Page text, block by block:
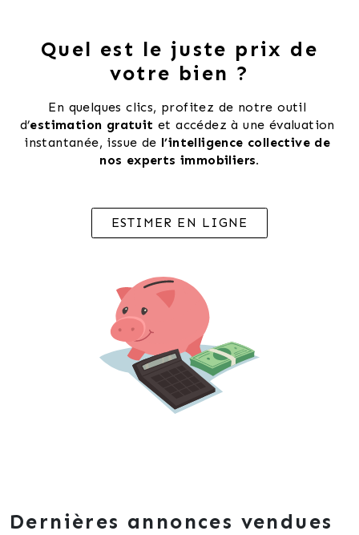
Quel est le juste prix de
votre bien ?
En quelques clics, profitez de notre outil
d’estimation gratuit et accédez à une évaluation
instantanée, issue de l’intelligence collective de
nos experts immobiliers.
ESTIMER EN LIGNE
Dernières annonces vendues